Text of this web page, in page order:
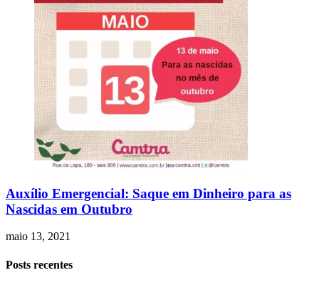
Auxílio Emergencial: Saque em Dinheiro para as
Nascidas em Outubro
maio 13, 2021
Posts recentes